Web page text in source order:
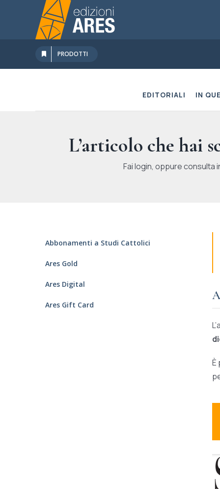
contenuto
PRODOTTI
EDITORIALI IN
L’articolo che hai
Fai login, oppure consulta
È
Abbonamenti a Studi Cattolici
Ares Gold
Ares Digital
Ares Gift Card